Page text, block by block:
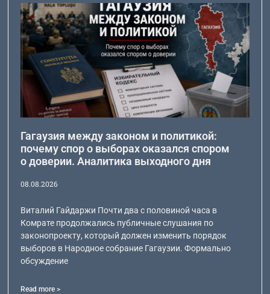
Гагаузия между законом и политикой:
почему спор о выборах оказался спором
о доверии. Аналитика выходного дня
08.08.2026
Виталий Гайдаржи Почти два с половиной часа в
Комрате продолжались публичные слушания по
законопроекту, который должен изменить порядок
выборов в Народное собрание Гагаузии. Формально
обсуждение
Read more >